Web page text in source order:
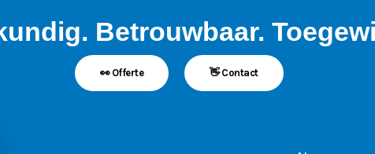
Betrouwbaar.
👀 Offerte 👋 Contact